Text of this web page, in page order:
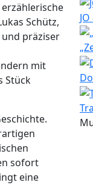
Schütz,
und präziser
mit
Stück
sofort
eine